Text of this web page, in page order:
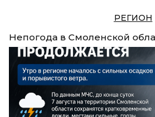
РЕГИОН
Непогода в Смоленской